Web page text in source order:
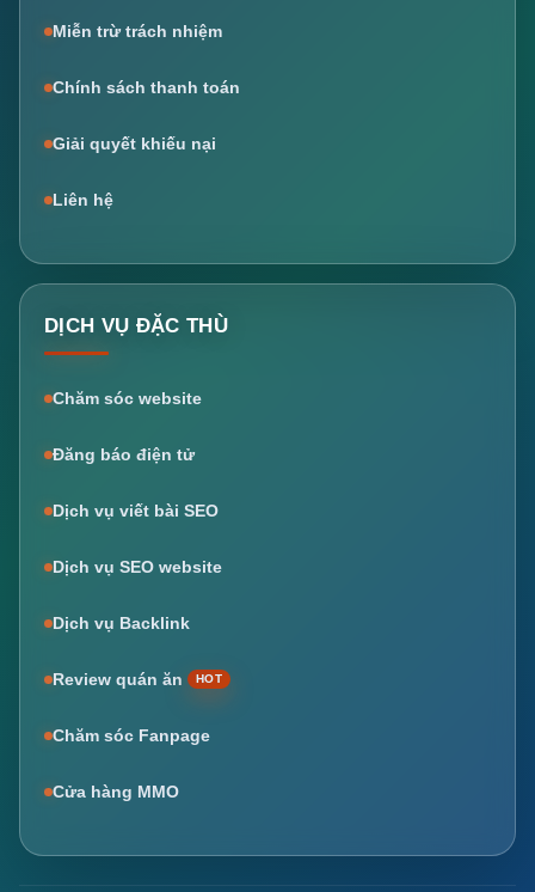
Miễn trừ trách nhiệm
Chính sách thanh toán
Giải quyết khiếu nại
Liên hệ
DỊCH VỤ ĐẶC THÙ
Chăm sóc website
Đăng báo điện tử
Dịch vụ viết bài SEO
Dịch vụ SEO website
Dịch vụ Backlink
Review quán ăn HOT
Chăm sóc Fanpage
Cửa hàng MMO